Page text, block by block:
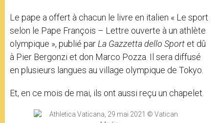
Le pape a offert à chacun le livre en italien « Le sport
selon le Pape François – Lettre ouverte à un athlète
olympique », publié par La Gazzetta dello Sport et dû
à Pier Bergonzi et don Marco Pozza. Il sera diffusé
en plusieurs langues au village olympique de Tokyo.
Et, en ce mois de mai, ils ont aussi reçu un chapelet.